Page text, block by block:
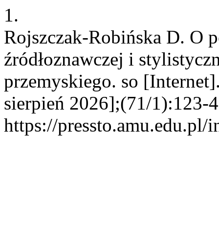
1.
Rojszczak-Robińska D. O
źródłoznawczej i
przemyskiego. so
sierpień 2026];(71/1):123-
https://